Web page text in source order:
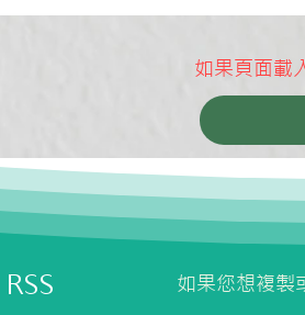
質子膜產氫氧技術
如果頁面載
RSS
如果您想複製